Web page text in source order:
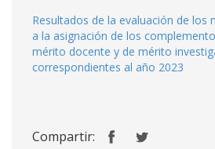
Resultados de la evaluación de los
a la asignación de los
mérito docente y de mérito
correspondientes al año 2023
Compartir: